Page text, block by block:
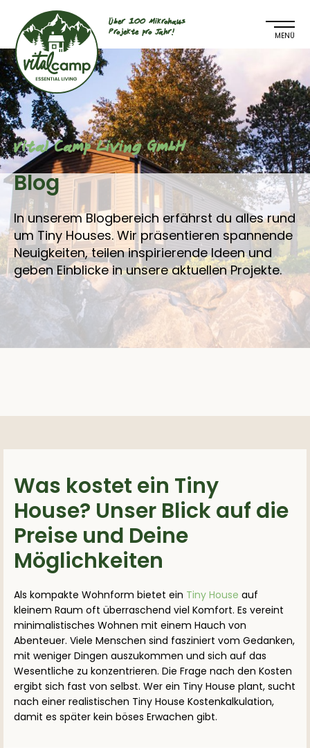
Über 100 Mikrohaus
Projekte pro Jahr!
Vital Camp Living GmbH
Blog
In unserem Blogbereich erfährst du alles rund
um Tiny Houses. Wir präsentieren spannende
Neuigkeiten, teilen inspirierende Ideen und
geben Einblicke in unsere aktuellen Projekte.
Was kostet ein Tiny
House? Unser Blick auf die
Preise und Deine
Möglichkeiten
Als kompakte Wohnform bietet ein Tiny House auf
kleinem Raum oft überraschend viel Komfort. Es vereint
minimalistisches Wohnen mit einem Hauch von
Abenteuer. Viele Menschen sind fasziniert vom Gedanken,
mit weniger Dingen auszukommen und sich auf das
Wesentliche zu konzentrieren. Die Frage nach den Kosten
ergibt sich fast von selbst. Wer ein Tiny House plant, sucht
nach einer realistischen Tiny House Kostenkalkulation,
damit es später kein böses Erwachen gibt.